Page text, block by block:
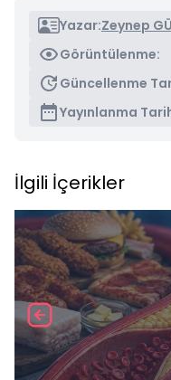
Yazar:Zeynep
Görüntülenme:
Güncellenme
Yayınlanma
İlgili İçerikler